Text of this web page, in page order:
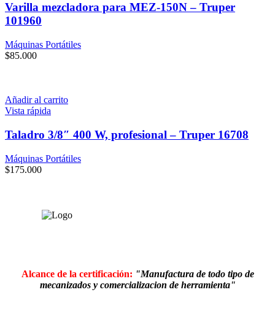
Varilla mezcladora para MEZ-150N – Truper
101960
Máquinas Portátiles
$85.000
Añadir al carrito
Vista rápida
Taladro 3/8″ 400 W, profesional – Truper 16708
Máquinas Portátiles
$175.000
Alcance de la certificación: "Manufactura de todo tipo de
mecanizados y comercializacion de herramienta"